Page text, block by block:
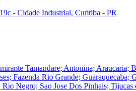
- Cidade Industrial, Curitiba - PR
Tamandare; Antonina;
Fazenda Rio Grande; Guaraquecaba;
Negro; Sao Jose Dos Pinhais; Tijucas